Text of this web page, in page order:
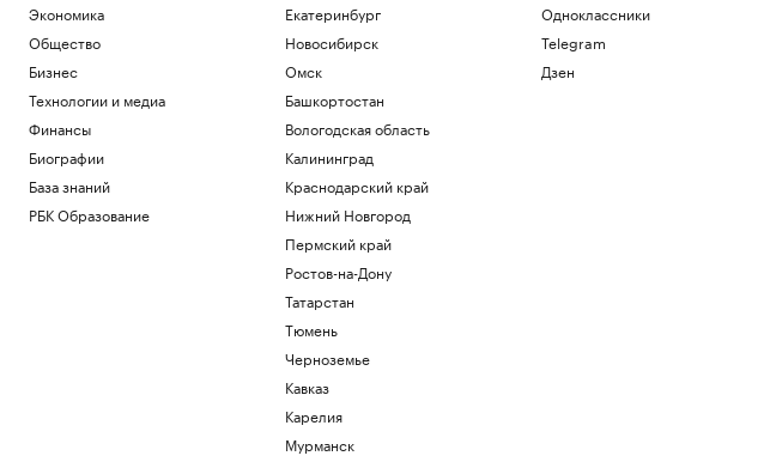
Экономика
Общество
Бизнес
Технологии и медиа
Финансы
Биографии
База знаний
РБК Образование
Екатеринбург
Новосибирск
Омск
Башкортостан
Вологодская область
Калининград
Краснодарский край
Нижний Новгород
Пермский край
Ростов-на-Дону
Татарстан
Тюмень
Черноземье
Кавказ
Карелия
Мурманск
Одноклассники
Telegram
Дзен